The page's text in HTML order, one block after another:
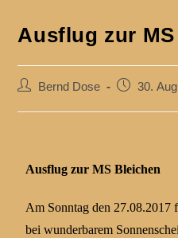
Ausflug zur
Bernd Dose 30.
Ausflug zur MS Bleichen
Am Sonntag den 27.08.2017
bei wunderbarem